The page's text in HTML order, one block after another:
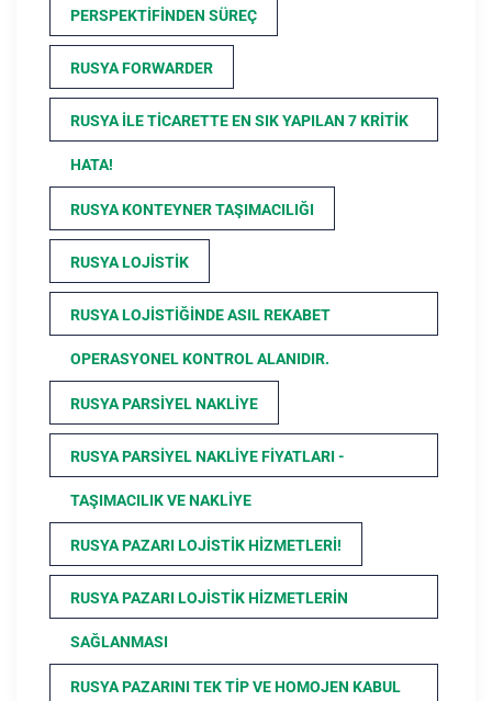
PERSPEKTIFINDEN SÜREÇ
RUSYA FORWARDER
RUSYA ILE TICARETTE EN SIK YAPILAN 7 KRITIK
HATA!
RUSYA KONTEYNER TAŞIMACILIĞI
RUSYA LOJISTIK
RUSYA LOJISTIĞINDE ASIL REKABET
OPERASYONEL KONTROL ALANIDIR.
RUSYA PARSIYEL NAKLIYE
RUSYA PARSIYEL NAKLIYE FIYATLARI -
TAŞIMACILIK VE NAKLIYE
RUSYA PAZARI LOJISTIK HIZMETLERI!
RUSYA PAZARI LOJISTIK HIZMETLERIN
SAĞLANMASI
RUSYA PAZARINI TEK TIP VE HOMOJEN KABUL